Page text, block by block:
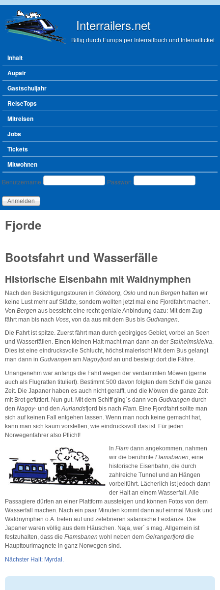
Interrailers.net
Billig durch Europa per Interrailbuch und Interrailticket
Hauptmenü
Inhalt
Aupair
Gastschuljahr
ReiseTops
Mitreisen
Jobs
Tickets
Mitwohnen
Benutzeranmeldung
Benutzername Passwort
Fjorde
Bootsfahrt und Wasserfälle
Historische Eisenbahn mit Waldnymphen
Nach den Besichtigungstouren in Göteborg, Oslo und nun Bergen hatten wir
keine Lust mehr auf Städte, sondern wollten jetzt mal eine Fjordfahrt machen.
Von Bergen aus bessteht eine recht geniale Anbindung dazu: Mit dem Zug
fährt man bis nach Voss , von da aus mit dem Bus bis Gudvangen
Die Fahrt ist spitze. Zuerst fährt man durch gebirgiges Gebiet, vorbei an Seen
und Wasserfällen. Einen kleinen Halt macht man dann an der Stalheimskleiva.
Dies ist eine eindrucksvolle Schlucht, höchst malerisch! Mit dem Bus gelangt
man dann in Gudvangen am Nagoyfjord an und besteigt dort die Fähre.
Unangenehm war anfangs die Fahrt wegen der verdammten Möwen (gerne
auch als Flugratten tituliert). Bestimmt 500 davon folgten dem Schiff die ganze
Zeit. Die Japaner haben es auch nicht gerafft, und die Möwen die ganze Zeit
mit Brot gefüttert. Nun gut. Mit dem Schiff ging´s dann von Gudvangen durch
den Nagoy- und denAurlandsfjord bis nach Flam. Eine Fjordfahrt sollte man
sich auf keinen Fall entgehen lassen. Wenn man noch keine gemacht hat,
kann man sich kaum vorstellen, wie eindrucksvoll das ist. Für jeden
Norwegenfahrer also Pflicht!
In Flam dann angekommen, nahmen
wir die berühmte Flamsbanen, eine
historische Eisenbahn, die durch
zahlreiche Tunnel und an Hängen
vorbeiführt. Lächerlich ist jedoch dann
der Halt an einem Wasserfall. Alle
Passagiere dürfen an einer Plattform aussteigen und können Fotos von dem
Wasserfall machen. Nach ein paar Minuten kommt dann auf einmal Musik und
Waldnymphen o.Ä. treten auf und zelebrieren satanische Feixtänze. Die
Japaner waren völlig aus dem Häuschen. Naja, wer´ s mag. Allgemein ist
festzuhalten, dass die Flamsbanen wohl neben dem Geirangerfjord die
Haupttourimagnete in ganz Norwegen sind.
Nächster Halt: Myrdal.